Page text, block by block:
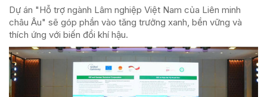
Dự án "Hỗ trợ ngành Lâm nghiệp Việt Nam của Liên minh
châu Âu" sẽ góp phần vào tăng trưởng xanh, bền vững và
thích ứng với biến đổi khí hậu.